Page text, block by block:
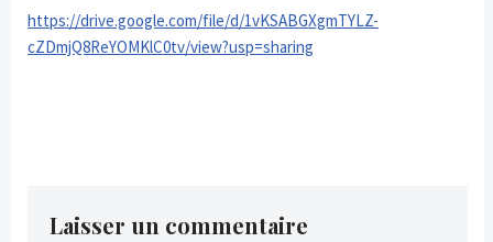
https://drive.google.com/file/d/1vKSABGXgmTYLZ-
cZDmjQ8ReYOMKlC0tv/view?usp=sharing
Laisser un commentaire